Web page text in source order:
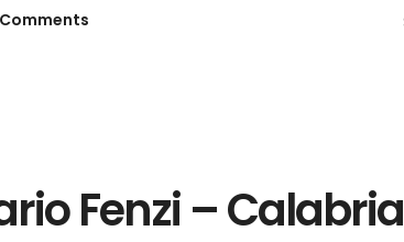
Fenzi – Calabria